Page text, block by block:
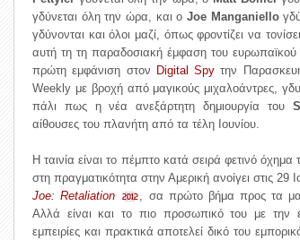
γδύνεται όλη την ώρα, και ο Joe Manganiello
γδύνονται και όλοι μαζί, όπως φροντίζει να
αυτή τη τη παραδοσιακή έμφαση του ευρωπαϊκού
πρώτη εμφάνιση στον Digital Spy την
Weekly με βροχή από μαγικούς μιχαλοάντρες,
πάλι πως η νέα ανεξάρτητη δημιουργία του
αίθουσες του πλανήτη από τα τέλη Ιουνίου.
Η ταινία είναι το πέμπτο κατά σειρά φετινό όχημα
στη πραγματικότητα στην Αμερική ανοίγει στις 29
Joe: Retaliation
2012, σα πρώτο βήμα προς τα
Αλλά είναι και το πιο προσωπικό του με την
εμπειρίες και πρακτικά αποτελεί δικό του